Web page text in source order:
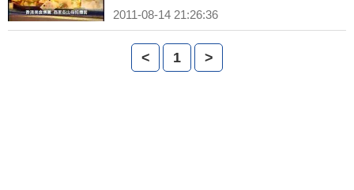
2011-08-14 21:26:36
< 1 >